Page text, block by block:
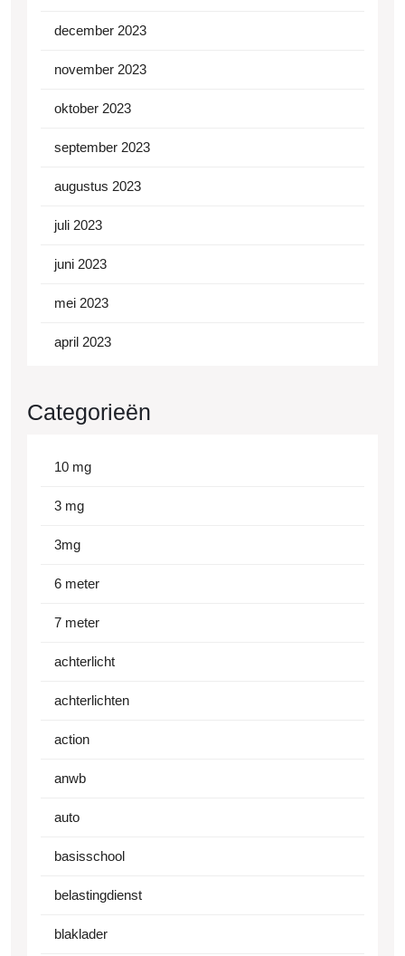
december 2023
november 2023
oktober 2023
september 2023
augustus 2023
juli 2023
juni 2023
mei 2023
april 2023
Categorieën
10 mg
3 mg
3mg
6 meter
7 meter
achterlicht
achterlichten
action
anwb
auto
basisschool
belastingdienst
blaklader